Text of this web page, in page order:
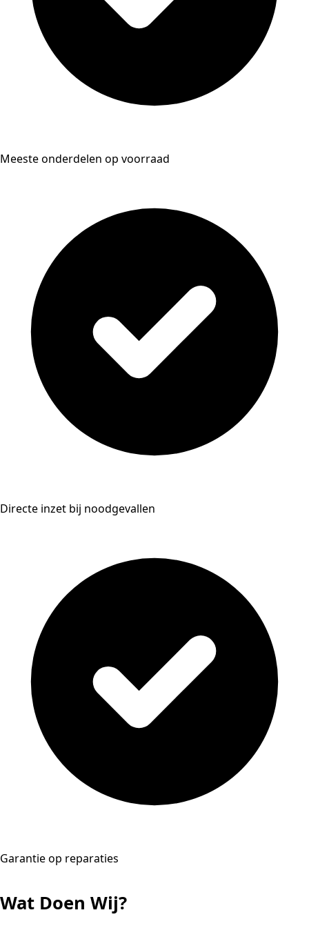
Meeste onderdelen op voorraad
Directe inzet bij noodgevallen
Garantie op reparaties
Wat Doen Wij?